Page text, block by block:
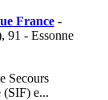
France-
91 - Essonne
Secours
(SIF) e...